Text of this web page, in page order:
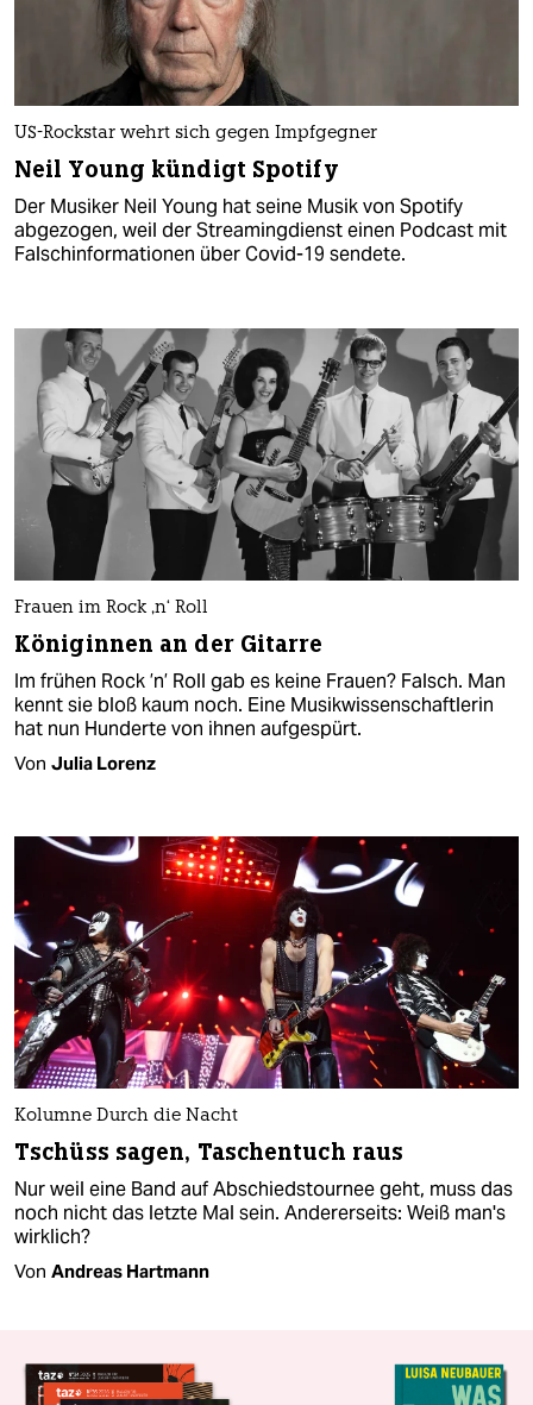
US-Rockstar wehrt sich gegen Impfgegner
Neil Young kündigt Spotify
Der Musiker Neil Young hat seine Musik von Spotify
abgezogen, weil der Streamingdienst einen Podcast mit
Falschinformationen über Covid-19 sendete.
Frauen im Rock ‚n‘ Roll
Königinnen an der Gitarre
Im frühen Rock ’n’ Roll gab es keine Frauen? Falsch. Man
kennt sie bloß kaum noch. Eine Musikwissen­schaftlerin
hat nun Hunderte von ihnen aufgespürt.
Von Julia Lorenz
Kolumne Durch die Nacht
Tschüss sagen, Taschentuch raus
Nur weil eine Band auf Abschiedstournee geht, muss das
noch nicht das letzte Mal sein. Andererseits: Weiß man's
wirklich?
Von Andreas Hartmann